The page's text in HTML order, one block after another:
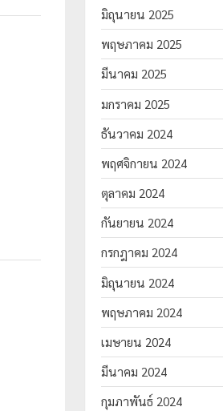
มิถุนายน 2025
พฤษภาคม 2025
มีนาคม 2025
มกราคม 2025
ธันวาคม 2024
พฤศจิกายน 2024
ตุลาคม 2024
กันยายน 2024
กรกฎาคม 2024
มิถุนายน 2024
พฤษภาคม 2024
เมษายน 2024
มีนาคม 2024
กุมภาพันธ์ 2024